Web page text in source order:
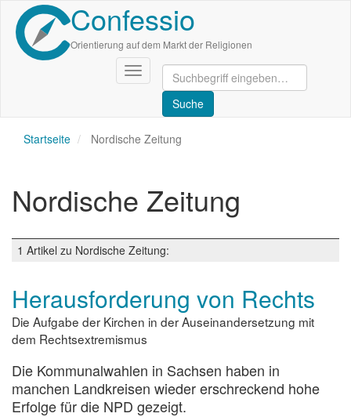
Direkt
zum
Inhalt
Confessio
Orientierung auf dem Markt der Religionen
Navigation
aktivieren/deaktivieren
Startseite Nordische Zeitung
Nordische Zeitung
1 Artikel zu Nordische Zeitung:
Herausforderung von Rechts
Die Aufgabe der Kirchen in der Auseinandersetzung mit
dem Rechtsextremismus
Die Kommunalwahlen in Sachsen haben in
manchen Landkreisen wieder erschreckend hohe
Erfolge für die NPD gezeigt.